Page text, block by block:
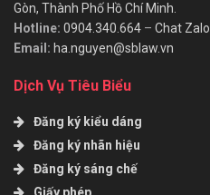
Gòn, Thành Phố Hồ Chí Minh.
Hotline: 0904.340.664 – Chat Zalo
Email: ha.nguyen@sblaw.vn
Dịch Vụ Tiêu Biểu
Đăng ký kiểu dáng
Đăng ký nhãn hiệu
Đăng ký sáng chế